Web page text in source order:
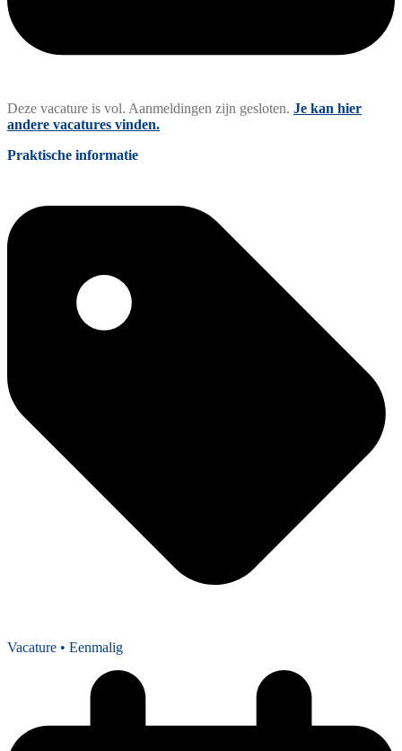
Deze vacature is vol. Aanmeldingen zijn gesloten. Je kan hier
andere vacatures vinden.
Praktische informatie
Vacature • Eenmalig